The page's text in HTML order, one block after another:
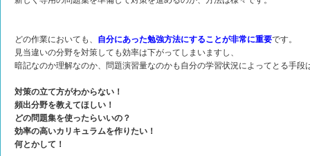
どの作業においても、 自分にあった勉強方法にすることが非常に重要です。
見当違いの分野を対策しても効率は下がってしまいますし、
暗記なのか理解なのか、問題演習量なのかも自分の学習状況によってとる手段
対策の立て方がわからない！
頻出分野を教えてほしい！
どの問題集を使ったらいいの？
効率の高いカリキュラムを作りたい！
何とかして！